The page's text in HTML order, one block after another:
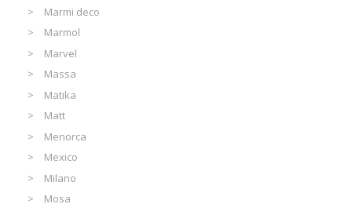
Marmi deco
Marmol
Marvel
Massa
Matika
Matt
Menorca
Mexico
Milano
Mosa